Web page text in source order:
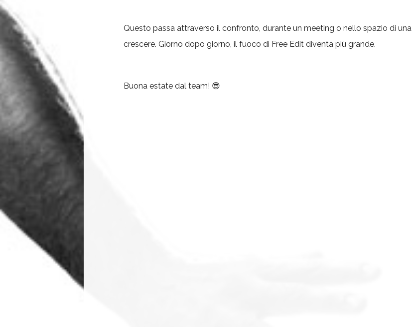
Questo passa attraverso il confronto, durante un meeting o nello spazio di una
crescere. Giorno dopo giorno, il fuoco di Free Edit diventa più grande.
Buona estate dal team! 😎